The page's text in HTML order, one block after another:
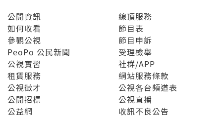
公開資訊
如何收看
參觀公視
PeoPo 公民新聞
公視實習
租賃服務
公視徵才
公開招標
公益網
線頂服務
節目表
節目申訴
受理檢舉
社群/APP
網站服務條款
公視各台頻道表
公視直播
收訊不良公告